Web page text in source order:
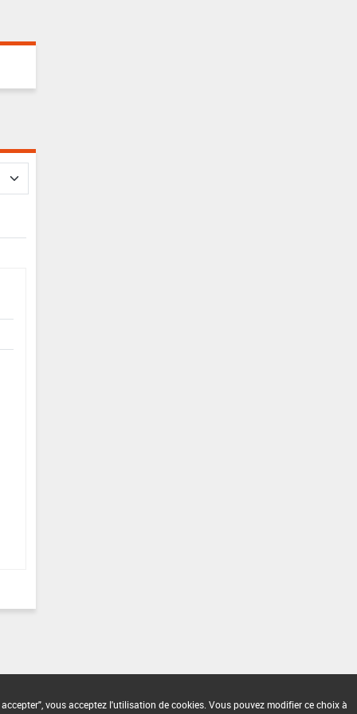
vous acceptez l'utilisation de cookies. Vous pouvez modifier ce choix à